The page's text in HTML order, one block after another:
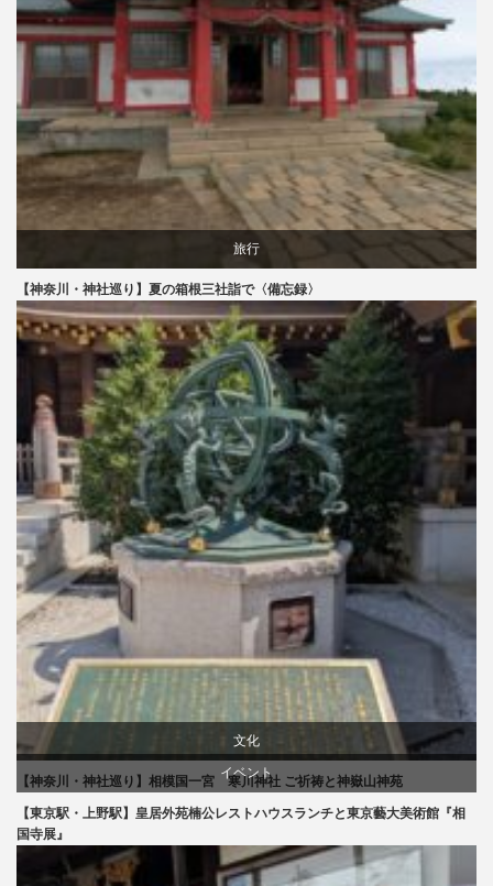
旅行
【神奈川・神社巡り】夏の箱根三社詣で〈備忘録〉
文化
旅行
【神奈川・神社巡り】相模国一宮 寒川神社 ご祈祷と神嶽山神苑
イベント
文化
美術展・美術館・博物館巡り
【東京駅・上野駅】皇居外苑楠公レストハウスランチと東京藝大美術館『相
国寺展』